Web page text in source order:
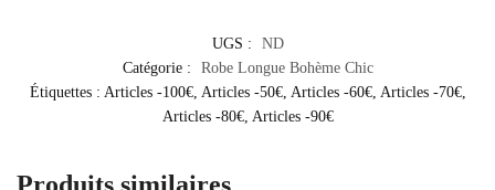
UGS :
ND
Catégorie :
Robe Longue Bohème Chic
Étiquettes : Articles -100€, Articles -50€, Articles -60€, Articles -70€,
Articles -80€, Articles -90€